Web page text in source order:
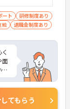
ート
研修制度あり
給 退職金制度あり
面
てもらう